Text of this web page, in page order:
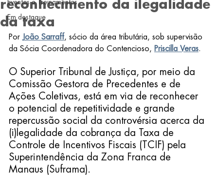
Eventos e Treinamentos
Em destaque
reconhecimento da ilegalidade
da taxa
Por João Sarraff, sócio da área tributária, sob supervisão
da Sócia Coordenadora do Contencioso, Priscilla Veras.
O Superior Tribunal de Justiça, por meio da
Comissão Gestora de Precedentes e de
Ações Coletivas, está em via de reconhecer
o potencial de repetitividade e grande
repercussão social da controvérsia acerca da
(i)legalidade da cobrança da Taxa de
Controle de Incentivos Fiscais (TCIF) pela
Superintendência da Zona Franca de
Manaus (Suframa).